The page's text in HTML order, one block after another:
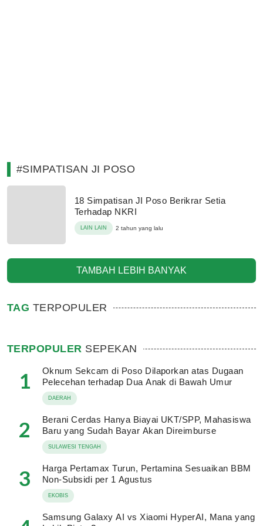
#SIMPATISAN JI POSO
18 Simpatisan JI Poso Berikrar Setia
Terhadap NKRI
LAIN LAIN 2 tahun yang lalu
TAMBAH LEBIH BANYAK
TAG TERPOPULER
TERPOPULER SEPEKAN
1
Oknum Sekcam di Poso Dilaporkan atas Dugaan
Pelecehan terhadap Dua Anak di Bawah Umur
DAERAH
2
Berani Cerdas Hanya Biayai UKT/SPP, Mahasiswa
Baru yang Sudah Bayar Akan Direimburse
SULAWESI TENGAH
3
Harga Pertamax Turun, Pertamina Sesuaikan BBM
Non-Subsidi per 1 Agustus
EKOBIS
Samsung Galaxy AI vs Xiaomi HyperAI, Mana yang